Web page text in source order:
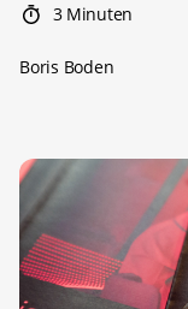
3 Minuten
Boris Boden